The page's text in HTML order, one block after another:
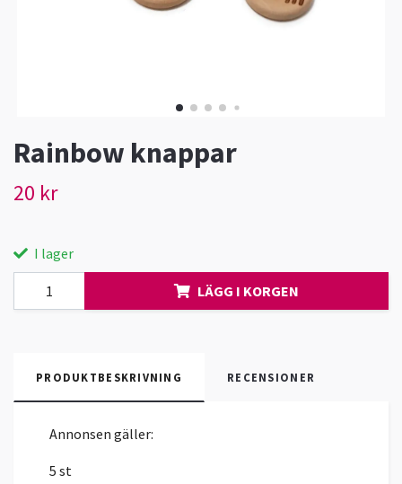
Rainbow knappar
20 kr
I lager
LÄGG I KORGEN
PRODUKTBESKRIVNING RECENSIONER
Annonsen gäller:
5 st